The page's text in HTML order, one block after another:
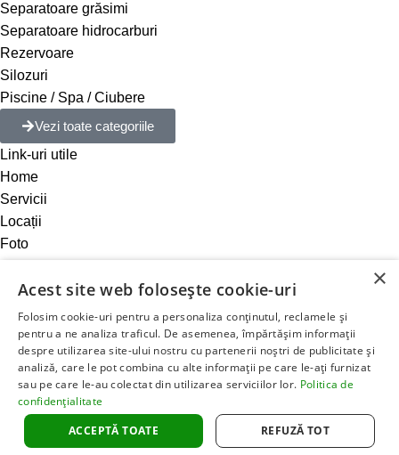
Separatoare grăsimi
Separatoare hidrocarburi
Rezervoare
Silozuri
Piscine / Spa / Ciubere
Vezi toate categoriile
Link-uri utile
Home
Servicii
Locații
Foto
Blog
Despre noi
Contact
Termeni si politici
Politica de livrare si retur
Modalitati de plata
Politica Cookie
Politica de Confidentialitate
WhatsApp Suna acum
×
Acest site web folosește cookie-uri
Folosim cookie-uri pentru a personaliza conținutul, reclamele și
pentru a ne analiza traficul. De asemenea, împărtășim informații
despre utilizarea site-ului nostru cu partenerii noștri de publicitate și
analiză, care le pot combina cu alte informații pe care le-ați furnizat
sau pe care le-au colectat din utilizarea serviciilor lor. Politica de
confidențialitate
ACCEPTĂ TOATE
REFUZĂ TOT